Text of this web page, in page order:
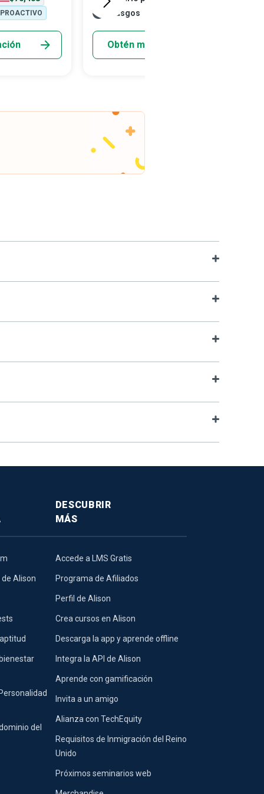
caro a la
del servicio
los
y su
PROACTIVO
reclusos de las prisiones, que pueden ser
desde cómplices inadvertidos hasta
criminales endurecidos, poniendo en riesgo
su bienestar físico, mental y emocional.
Rasgos
Obtén más información
Alison
del
DESCUBRIR
MÁS
Accede a LMS Gratis
Programa de Afiliados
Perfil de Alison
Crea cursos en Alison
Descarga la app y aprende offline
Integra la API de Alison
Aprende con gamificación
Invita a un amigo
Alianza con TechEquity
Requisitos de Inmigración del Reino
Unido
Próximos seminarios web